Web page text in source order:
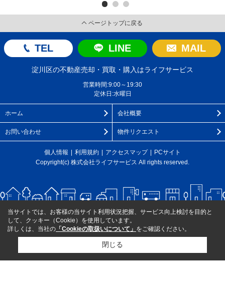
ページトップに戻る
TEL LINE MAIL
淀川区の不動産売却・買取・購入はライフサービス
営業時間:9:00～19:30
定休日:水曜日
ホーム 会社概要
お問い合わせ 物件リクエスト
個人情報 利用規約 アクセスマップ
PCサイト
Copyright(c) 株式会社ライフサービス All rights reserved.
当サイトでは、お客様の当サイト利用状況把握、サービス向上検討を目的と
して、クッキー（Cookie）を使用しています。
詳しくは、当社の 「Cookieの取扱いについて」 をご確認ください。
閉じる